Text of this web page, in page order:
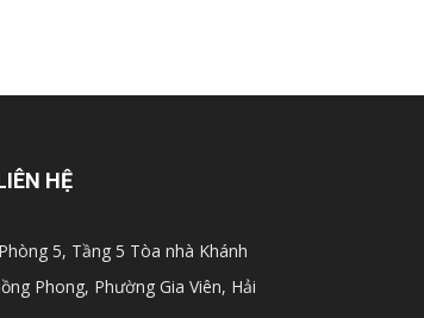
HỆ
Phòng 5, Tầng 5 Tòa nhà Khánh
Phong, Phường Gia Viên, Hải